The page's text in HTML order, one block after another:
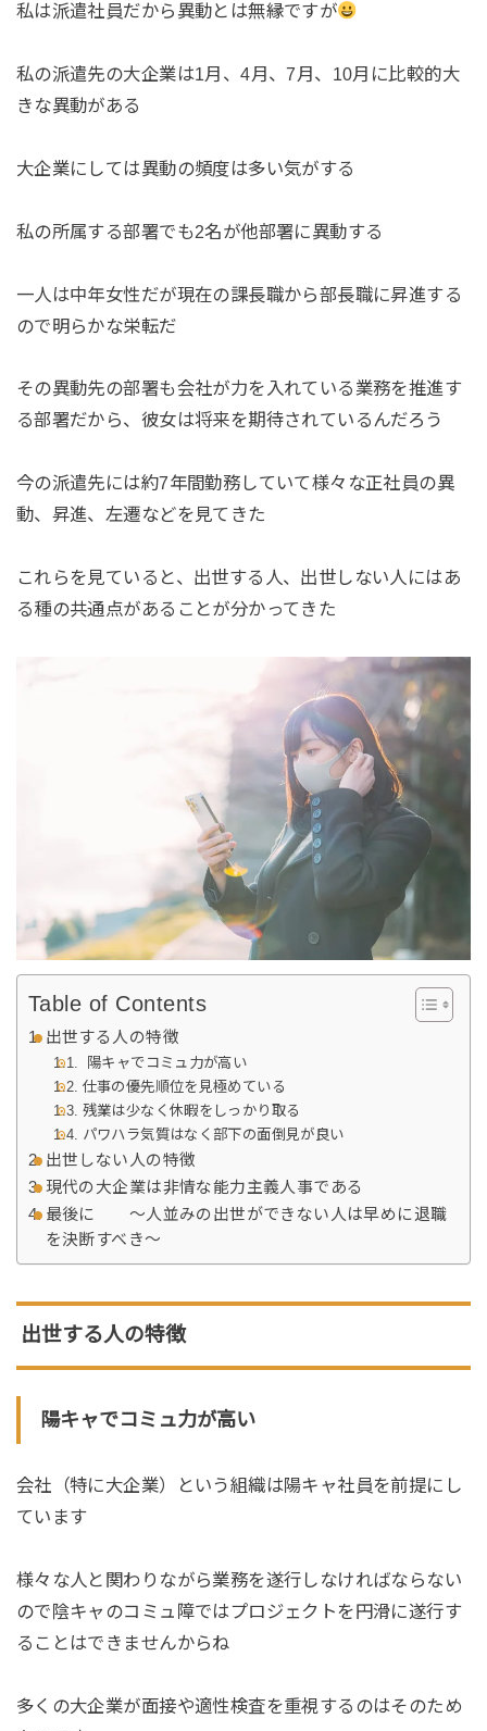
私は派遣社員だから異動とは無縁ですが
私の派遣先の大企業は1月、4月、7月、10月に比較的大
きな異動がある
大企業にしては異動の頻度は多い気がする
私の所属する部署でも2名が他部署に異動する
一人は中年女性だが現在の課長職から部長職に昇進する
ので明らかな栄転だ
その異動先の部署も会社が力を入れている業務を推進す
る部署だから、彼女は将来を期待されているんだろう
今の派遣先には約7年間勤務していて様々な正社員の異
動、昇進、左遷などを見てきた
これらを見ていると、出世する人、出世しない人にはあ
る種の共通点があることが分かってきた
Table of Contents
出世する人の特徴
陽キャでコミュ力が高い
仕事の優先順位を見極めている
残業は少なく休暇をしっかり取る
パワハラ気質はなく部下の面倒見が良い
出世しない人の特徴
現代の大企業は非情な能力主義人事である
最後に 〜人並みの出世ができない人は早めに退職
を決断すべき〜
出世する人の特徴
陽キャでコミュ力が高い
会社（特に大企業）という組織は陽キャ社員を前提にし
ています
様々な人と関わりながら業務を遂行しなければならない
ので陰キャのコミュ障ではプロジェクトを円滑に遂行す
ることはできませんからね
多くの大企業が面接や適性検査を重視するのはそのため